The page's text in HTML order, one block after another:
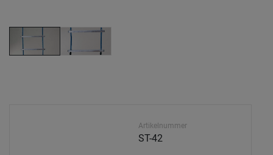
Artikelnummer
ST-42